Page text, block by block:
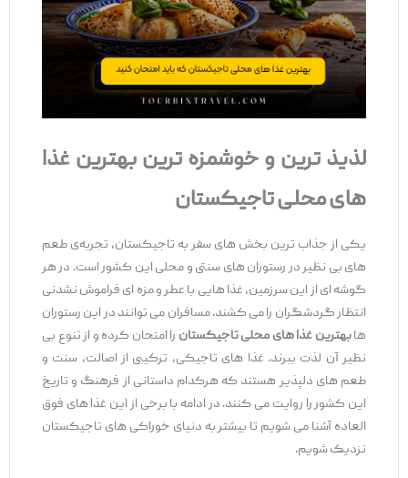
لذیذ ترین و خوشمزه ‌ترین بهترین غذا
های محلی تاجیکستان
یکی از جذاب ‌ترین بخش ‌های سفر به تاجیکستان، تجربه‌ی طعم‌
های بی ‌نظیر در رستوران ‌های سنتی و محلی این کشور است. در هر
گوشه ‌ای از این سرزمین، غذا هایی با عطر و مزه ‌ای فراموش ‌نشدنی
انتظار گردشگران را می ‌کشند. مسافران می ‌توانند در این رستوران
‌هابهترین غذا های محلی تاجیکستانرا امتحان کرده و از تنوع بی
‌نظیر آن لذت ببرند. غذا های تاجیکی، ترکیبی از اصالت، سنت و
طعم ‌های دلپذیر هستند که هرکدام داستانی از فرهنگ و تاریخ
این کشور را روایت می‌ کنند. در ادامه با برخی از این غذا های فوق
‌العاده آشنا می ‌شویم تا بیشتر به دنیای خوراکی ‌های تاجیکستان
نزدیک شویم.